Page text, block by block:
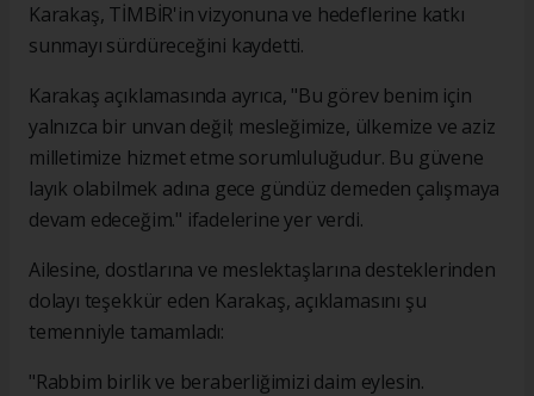
Karakaş, TİMBİR'in vizyonuna ve hedeflerine katkı
sunmayı sürdüreceğini kaydetti.
Karakaş açıklamasında ayrıca, "Bu görev benim için
yalnızca bir unvan değil; mesleğimize, ülkemize ve aziz
milletimize hizmet etme sorumluluğudur. Bu güvene
layık olabilmek adına gece gündüz demeden çalışmaya
devam edeceğim." ifadelerine yer verdi.
Ailesine, dostlarına ve meslektaşlarına desteklerinden
dolayı teşekkür eden Karakaş, açıklamasını şu
temenniyle tamamladı:
"Rabbim birlik ve beraberliğimizi daim eylesin.